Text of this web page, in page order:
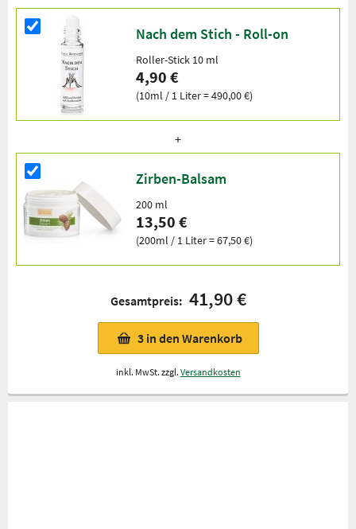
Nach dem Stich - Roll-on
Roller-Stick 10 ml
4,90 €
(10ml / 1 Liter = 490,00 €)
Zirben-Balsam
200 ml
13,50 €
(200ml / 1 Liter = 67,50 €)
Gesamtpreis: 41,90 €
3 in den Warenkorb
inkl. MwSt. zzgl. Versandkosten